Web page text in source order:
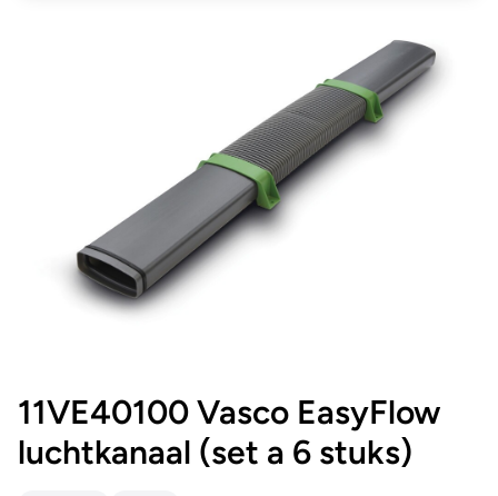
11VE40100 Vasco EasyFlow
luchtkanaal (set a 6 stuks)